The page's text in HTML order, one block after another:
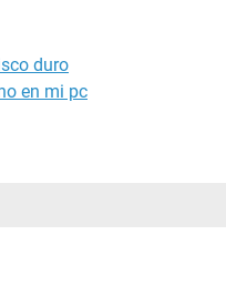
duro
en mi pc